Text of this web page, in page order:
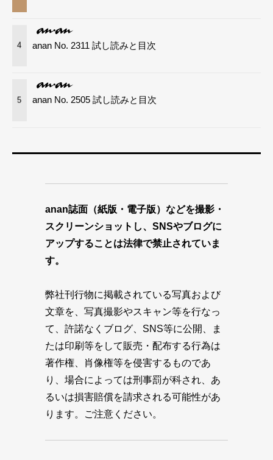
4 anan No. 2311 試し読みと目次
5 anan No. 2505 試し読みと目次
anan誌面（紙版・電子版）などを撮影・
スクリーンショットし、SNSやブログに
アップすることは法律で禁止されていま
す。
弊社刊行物に掲載されている写真および
文章を、写真撮影やスキャン等を行なっ
て、許諾なくブログ、SNS等に公開、ま
たは印刷等をして販売・配布する行為は
著作権、肖像権等を侵害するものであ
り、場合によっては刑事罰が科され、あ
るいは損害賠償を請求される可能性があ
ります。ご注意ください。